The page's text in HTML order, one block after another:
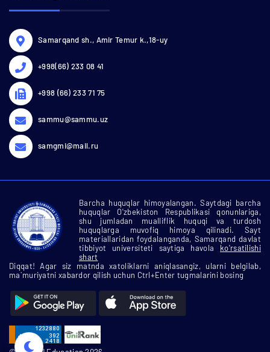
Samarqand sh., Amir Temur k.,18-uy
+998(66) 233 08 41
+998 (66) 233 71 75
sammu@sammu.uz
samgmi@mail.ru
Barcha huquqlar himoyalangan. Saytdagi barcha
huquqlar O'zbekiston Respublikasi qonunlariga,
shu jumladan mualliflik huquqi va turdosh
huquqlarga muvofiq himoya qilinadi. Sayt
materiallaridan foydalanganda, Samarqand davlat
tibbiyot universiteti saytiga havola ko'rsatilishi
shart
Diqqat! Agar siz matnda xatoliklarni aniqlasangiz, ularni belgilab,
ma`muriyatni xabardor qilish uchun Ctrl+Enter tugmalarini bosing